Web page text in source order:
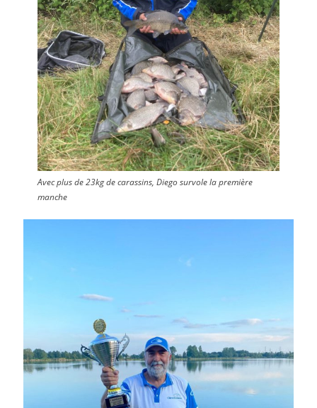
Avec plus de 23kg de carassins, Diego survole la première
manche